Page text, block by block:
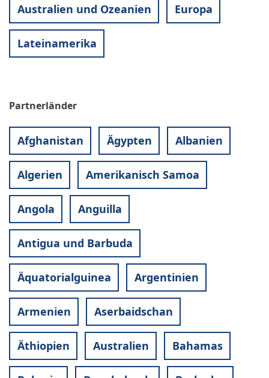
Australien und Ozeanien Europa
Lateinamerika
Partnerländer
Afghanistan Ägypten Albanien
Algerien Amerikanisch Samoa
Angola Anguilla
Antigua und Barbuda
Äquatorialguinea Argentinien
Armenien Aserbaidschan
Äthiopien Australien Bahamas